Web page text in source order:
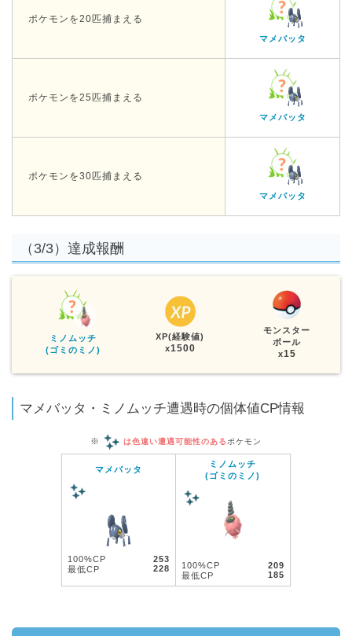
ポケモンを20匹捕まえる
マメバッタ
ポケモンを25匹捕まえる
マメバッタ
ポケモンを30匹捕まえる
マメバッタ
（3/3）達成報酬
ミノムッチ
(ゴミのミノ)
XP(経験値)
x1500
モンスター
ボール
x15
マメバッタ・ミノムッチ遭遇時の個体値CP情報
※ は色違い遭遇可能性のある ポケモン
マメバッタ
100%CP
253
最低CP
228
ミノムッチ
(ゴミのミノ)
100%CP
209
最低CP
185